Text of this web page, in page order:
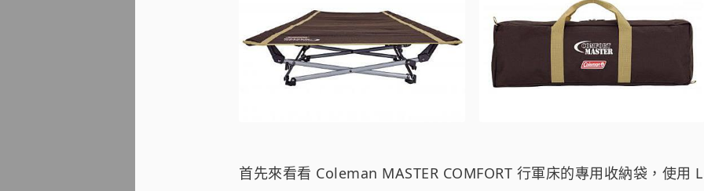
首先來看看 Coleman MASTER COMFORT 行軍床的專用收納袋，使用